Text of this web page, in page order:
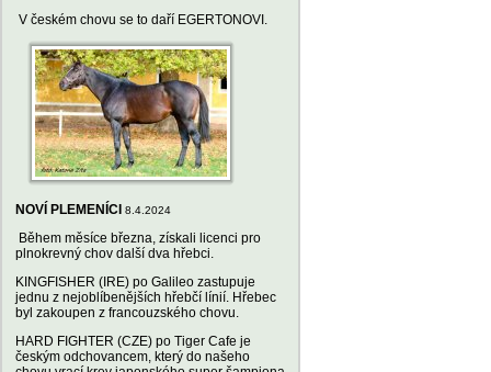
V českém chovu se to daří EGERTONOVI.
NOVÍ PLEMENÍCI 8.4.2024
Během měsíce března, získali licenci pro
plnokrevný chov další dva hřebci.
KINGFISHER (IRE) po Galileo zastupuje
jednu z nejoblíbenějších hřebčí línií. Hřebec
byl zakoupen z francouzského chovu.
HARD FIGHTER (CZE) po Tiger Cafe je
českým odchovancem, který do našeho